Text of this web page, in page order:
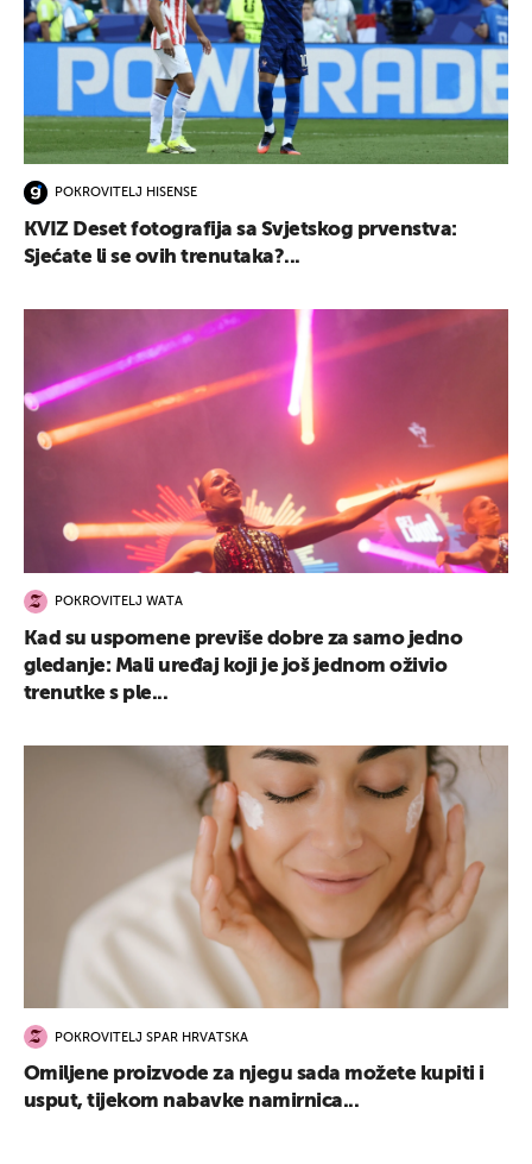
POKROVITELJ HISENSE
KVIZ Deset fotografija sa Svjetskog prvenstva:
Sjećate li se ovih trenutaka?...
POKROVITELJ WATA
Kad su uspomene previše dobre za samo jedno
gledanje: Mali uređaj koji je još jednom oživio
trenutke s ple...
POKROVITELJ SPAR HRVATSKA
Omiljene proizvode za njegu sada možete kupiti i
usput, tijekom nabavke namirnica...